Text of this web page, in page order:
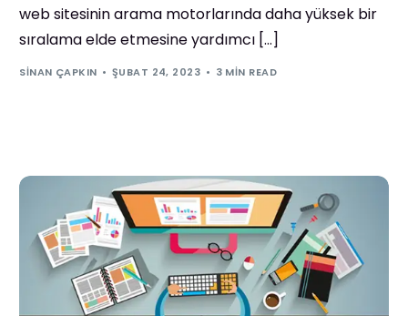
web sitesinin arama motorlarında daha yüksek bir
sıralama elde etmesine yardımcı […]
SINAN ÇAPKIN ŞUBAT 24, 2023 3 MIN READ